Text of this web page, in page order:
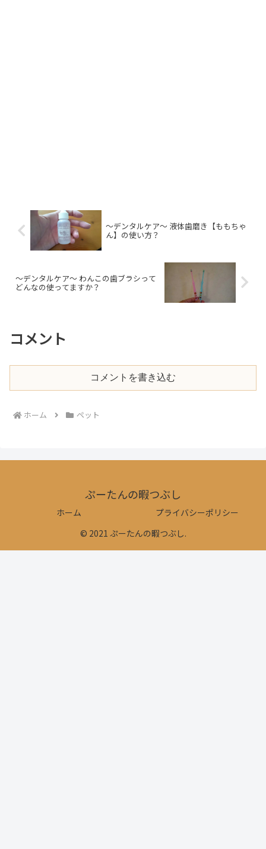
～デンタルケア～ 液体歯磨き【ももちゃ
ん】の使い方？
～デンタルケア～ わんこの歯ブラシって
どんなの使ってますか？
コメント
コメントを書き込む
ホーム ペット
ぷーたんの暇つぶし
ホーム
プライバシーポリシー
© 2021 ぷーたんの暇つぶし.